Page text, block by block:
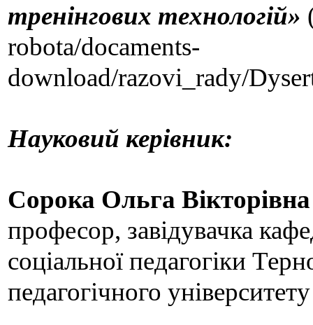
тренінгових технологій»
robota/docaments-
download/razovi_rady/
Науковий керівник:
Сорока Ольга
професор, завідувачка
соціальної педагогіки
педагогічного